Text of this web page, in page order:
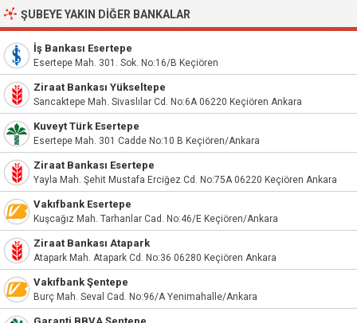
ŞUBEYE YAKIN DIĞER BANKALAR
İş Bankası Esertepe
Esertepe Mah. 301. Sok. No:16/B Keçiören
Ziraat Bankası Yükseltepe
Sancaktepe Mah. Sivaslılar Cd. No:6A 06220 Keçiören Ankara
Kuveyt Türk Esertepe
Esertepe Mah. 301 Cadde No:10 B Keçiören/Ankara
Ziraat Bankası Esertepe
Yayla Mah. Şehit Mustafa Erciğez Cd. No:75A 06220 Keçiören Ankara
Vakıfbank Esertepe
Kuşcağız Mah. Tarhanlar Cad. No:46/E Keçiören/Ankara
Ziraat Bankası Atapark
Atapark Mah. Atapark Cd. No:36 06280 Keçiören Ankara
Vakıfbank Şentepe
Burç Mah. Seval Cad. No:96/A Yenimahalle/Ankara